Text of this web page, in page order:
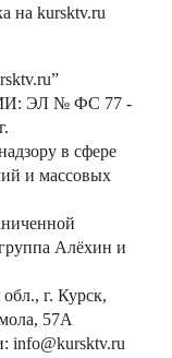
на kursktv.ru
ЭЛ № ФС 77 -
в сфере
и массовых
Алёхин и
г. Курск,
57А
info@kursktv.ru